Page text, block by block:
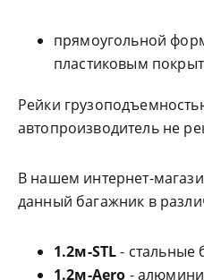
прямоугольной
пластиковым
Рейки
автопроизводитель не
В нашем интернет-
данный багажник в
1.2м-STL- стальные
1.2м-Aero -